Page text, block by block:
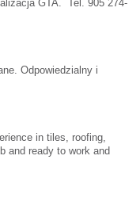
GTA. Tel. 905 274-
Odpowiedzialny i
in tiles, roofing,
and ready to work and